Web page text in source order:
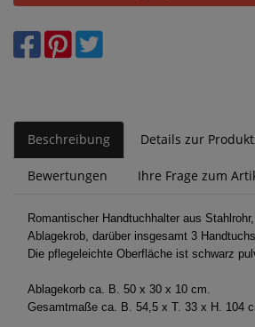
Beschreibung Details zur
Bewertungen Ihre Frage zum
Romantischer Handtuchhalter aus
Ablagekrob, darüber insgesamt 3
Die pflegeleichte Oberfläche ist schwarz
Ablagekorb ca. B. 50 x 30 x 10 cm.
Gesamtmaße ca. B. 54,5 x T. 33 x H. 104